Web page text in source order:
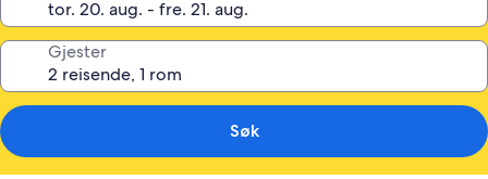
Gjester
Søk